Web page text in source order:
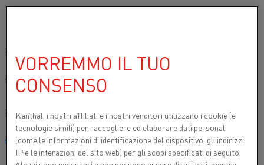
简体中文/Chinese
Deutsch/German
Italiano/Italian
VIDEO
DISCOVER VIDEOS
Watch our “How To” video series where we answer
VORREMMO IL TUO
CONSENSO
Kanthal, i nostri affiliati e i nostri venditori utilizzano i cookie (e
tecnologie simili) per raccogliere ed elaborare dati personali
(come le informazioni di identificazione del dispositivo, gli indirizzi
IP e le interazioni del sito web) per gli scopi specificati di seguito.